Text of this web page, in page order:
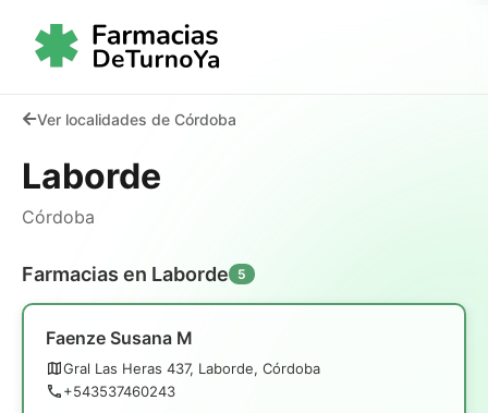
Ver localidades de Córdoba
Laborde
Córdoba
Farmacias en Laborde 5
Faenze Susana M
Gral Las Heras 437, Laborde, Córdoba
+543537460243